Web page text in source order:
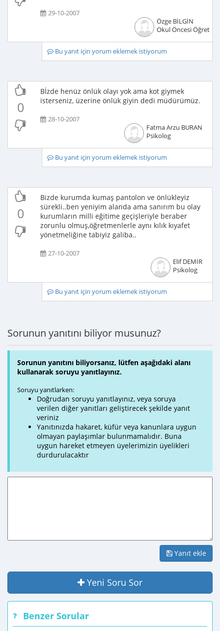
29-10-2007
Özge BİLGİN
Okul Öncesi
Bu yanıt için yorum eklemek istiyorum
0
Bİzde henüz önlük olayı yok ama kot giymek
isterseniz, üzerine önlük giyin dedi müdürümüz.
28-10-2007
Fatma Arzu BURAN
Psikolog
Bu yanıt için yorum eklemek istiyorum
0
Bizde kurumda kumaş pantolon ve önlükleyiz
sürekli..ben yeniyim alanda ama sanırım bu olay
kurumların milli eğitime geçişleriyle beraber
zorunlu olmuş,öğretmenlerle aynı kılık kıyafet
yönetmeliğine tabiyiz galiba..
27-10-2007
Elif DEMİR
Psikolog
Bu yanıt için yorum eklemek istiyorum
Sorunun yanıtını biliyor musunuz?
Sorunun yanıtını biliyorsanız, lütfen aşağıdaki alanı
kullanarak soruyu yanıtlayınız.
Soruyu yanıtlarken:
Doğrudan soruyu yanıtlayınız, veya soruya
verilen diğer yanıtları geliştirecek şekilde yanıt
veriniz
Yanıtınızda hakaret, küfür veya kanunlara uygun
olmayan paylaşımlar bulunmamalıdır. Buna
uygun hareket etmeyen üyelerimizin üyelikleri
durdurulacaktır
Yanıt ekle
Yeni Soru Sor
Benzer Sorular